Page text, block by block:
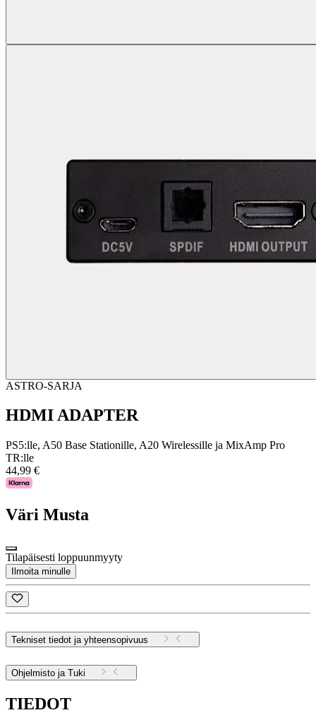
ASTRO-SARJA
HDMI ADAPTER
PS5:lle, A50 Base Stationille, A20 Wirelessille ja MixAmp Pro
TR:lle
44,99 €
Väri Musta
Tilapäisesti loppuunmyyty
Ilmoita minulle
Tekniset tiedot ja yhteensopivuus
Ohjelmisto ja Tuki
TIEDOT